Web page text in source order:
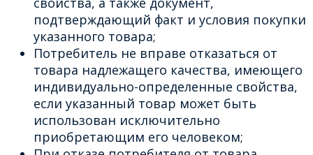
подтверждающий факт и условия покупки
указанного товара;
Потребитель не вправе отказаться от
товара надлежащего качества, имеющего
индивидуально-определенные свойства,
если указанный товар может быть
использован исключительно
приобретающим его человеком;